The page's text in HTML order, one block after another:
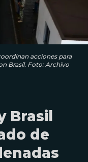
acciones para
Brasil. Foto: Archivo
Brasil
de